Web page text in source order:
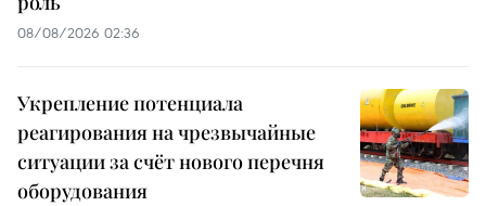
08/08/2026 02:36
Укрепление потенциала
реагирования на чрезвычайные
ситуации за счёт нового перечня
оборудования